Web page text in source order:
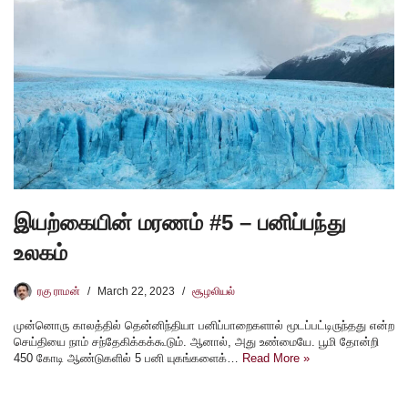
இயற்கையின் மரணம் #5 – பனிப்பந்து
உலகம்
ரகு ராமன் March 22, 2023 சூழலியல்
முன்னொரு காலத்தில் தென்னிந்தியா பனிப்பாறைகளால் மூடப்பட்டிருந்தது என்ற
செய்தியை நாம் சந்தேகிக்கக்கூடும். ஆனால், அது உண்மையே. பூமி தோன்றி
450 கோடி ஆண்டுகளில் 5 பனி யுகங்களைக்… Read More »